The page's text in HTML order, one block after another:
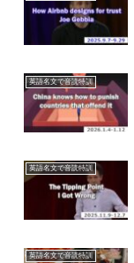
英語名文で音読特訓
英語名文で音読特訓
英語名文で音読特訓